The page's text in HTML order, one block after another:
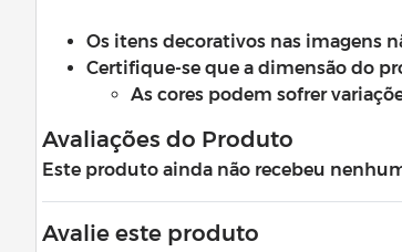
Os itens decorativos nas imagens
Certifique-se que a dimensão do
As cores podem sofrer
Avaliações do Produto
Este produto ainda não recebeu
Avalie este produto